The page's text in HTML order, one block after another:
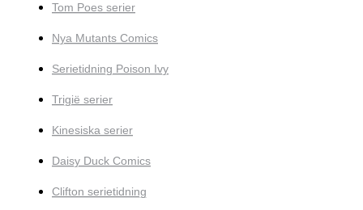
Tom Poes serier
Nya Mutants Comics
Serietidning Poison Ivy
Trigië serier
Kinesiska serier
Daisy Duck Comics
Clifton serietidning